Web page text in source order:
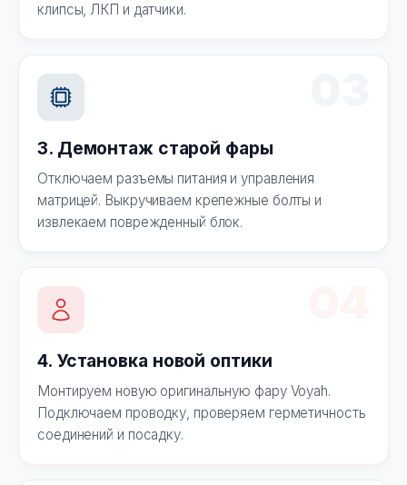
клипсы, ЛКП и датчики.
3. Демонтаж старой фары
Отключаем разъемы питания и управления
матрицей. Выкручиваем крепежные болты и
извлекаем поврежденный блок.
4. Установка новой оптики
Монтируем новую оригинальную фару Voyah.
Подключаем проводку, проверяем герметичность
соединений и посадку.